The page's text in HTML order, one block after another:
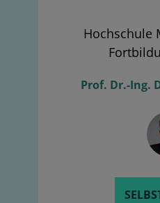
Hochschule
Prof. Dr.-Ing.